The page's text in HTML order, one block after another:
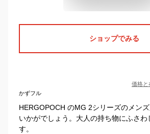
ショップでみる
価格と
かずフル
HERGOPOCH のMG 2シリーズのメン
いかがでしょう。大人の持ち物にふさわ
す。